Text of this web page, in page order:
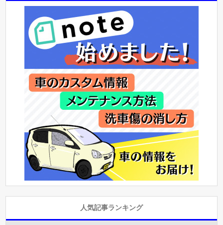
人気記事ランキング